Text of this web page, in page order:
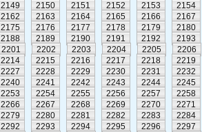
2149 2150 2151 2152 2153
2154
2162 2163 2164 2165 2166
2167
2175 2176 2177 2178 2179
2180
2188 2189 2190 2191 2192
2193
2201 2202 2203 2204 2205
2206
2214 2215 2216 2217 2218
2219
2227 2228 2229 2230 2231
2232
2240 2241 2242 2243 2244
2245
2253 2254 2255 2256 2257
2258
2266 2267 2268 2269 2270
2271
2279 2280 2281 2282 2283
2284
2292 2293 2294 2295 2296
2297